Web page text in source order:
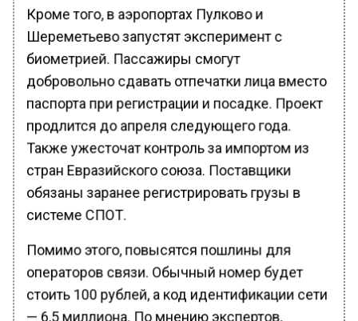
Кроме того, в аэропортах Пулково и
Шереметьево запустят эксперимент с
биометрией. Пассажиры смогут
добровольно сдавать отпечатки лица вместо
паспорта при регистрации и посадке. Проект
продлится до апреля следующего года.
Также ужесточат контроль за импортом из
стран Евразийского союза. Поставщики
обязаны заранее регистрировать грузы в
системе СПОТ.
Помимо этого, повысятся пошлины для
операторов связи. Обычный номер будет
стоить 100 рублей, а код идентификации сети
— 6,5 миллиона. По мнению экспертов,